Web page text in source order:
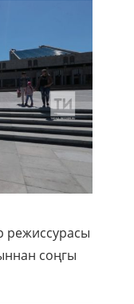
режиссурасы
соңгы